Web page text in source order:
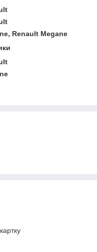
Renault Megane